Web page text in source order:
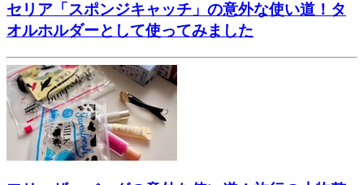
セリア「スポンジキャッチ」の意外な使い道！タ
オルホルダーとして使ってみました